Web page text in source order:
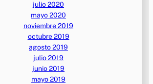
julio 2020
mayo 2020
noviembre 2019
octubre 2019
agosto 2019
julio 2019
junio 2019
mayo 2019